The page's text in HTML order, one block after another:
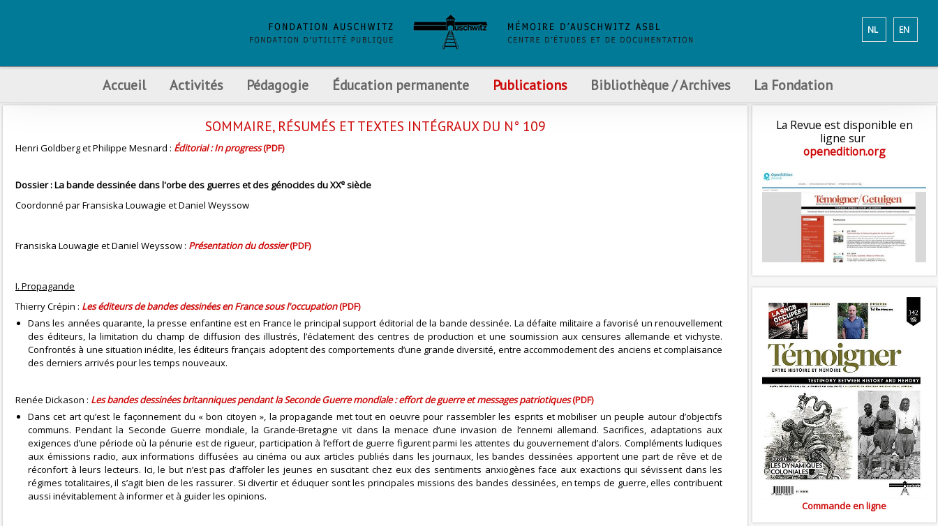
EN
NL
Accueil Activités Pédagogie Éducation permanente Publications Bibliothèque / Archives La Fondation
SOMMAIRE, RÉSUMÉS ET TEXTES INTÉGRAUX DU N° 109
Henri Goldberg et Philippe Mesnard : Éditorial : In progress(PDF)
Dossier : La bande dessinée dans l'orbe des guerres et des génocides du XXe siècle
Coordonné par Fransiska Louwagie et Daniel Weyssow
Fransiska Louwagie et Daniel Weyssow : Présentation du dossier(PDF)
I. Propagande
Thierry Crépin : Les éditeurs de bandes dessinées en France sous l'occupation(PDF)
Dans les années quarante, la presse enfantine est en France le principal support éditorial de la bande dessinée. La défaite militaire a favorisé un renouvellement
des éditeurs, la limitation du champ de diffusion des illustrés, l’éclatement des centres de production et une soumission aux censures allemande et vichyste.
Confrontés à une situation inédite, les éditeurs français adoptent des comportements d’une grande diversité, entre accommodement des anciens et complaisance
des derniers arrivés pour les temps nouveaux.
Renée Dickason : Les bandes dessinées britanniques pendant la Seconde Guerre mondiale : effort de guerre et messages patriotiques(PDF)
Dans cet art qu’est le façonnement du « bon citoyen », la propagande met tout en oeuvre pour rassembler les esprits et mobiliser un peuple autour d’objectifs
communs. Pendant la Seconde Guerre mondiale, la Grande-Bretagne vit dans la menace d’une invasion de l’ennemi allemand. Sacrifices, adaptations aux
exigences d’une période où la pénurie est de rigueur, participation à l’effort de guerre figurent parmi les attentes du gouvernement d’alors. Compléments ludiques
aux émissions radio, aux informations diffusées au cinéma ou aux articles publiés dans les journaux, les bandes dessinées apportent une part de rêve et de
réconfort à leurs lecteurs. Ici, le but n’est pas d’affoler les jeunes en suscitant chez eux des sentiments anxiogènes face aux exactions qui sévissent dans les
régimes totalitaires, il s’agit bien de les rassurer. Si divertir et éduquer sont les principales missions des bandes dessinées, en temps de guerre, elles contribuent
aussi inévitablement à informer et à guider les opinions.
La Revue est disponible en
ligne sur
openedition.org
Commande en ligne